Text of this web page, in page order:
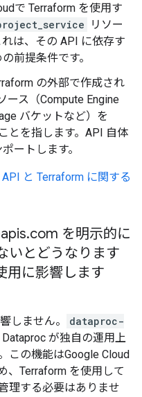
で Terraform を使用す
リソー
は、その API に依存す
前提条件です。
の外部で作成され
ース（Compute Engine
バケットなど）を
とを指します。 API 自体
ートします。
と Terraform に関する
.com を明示的に
いとどうなります
用に影響します
しません。
dataproc-
が独自の運用上
この機能はGoogle Cloud
、Terraform を使用して
理する必要はありませ